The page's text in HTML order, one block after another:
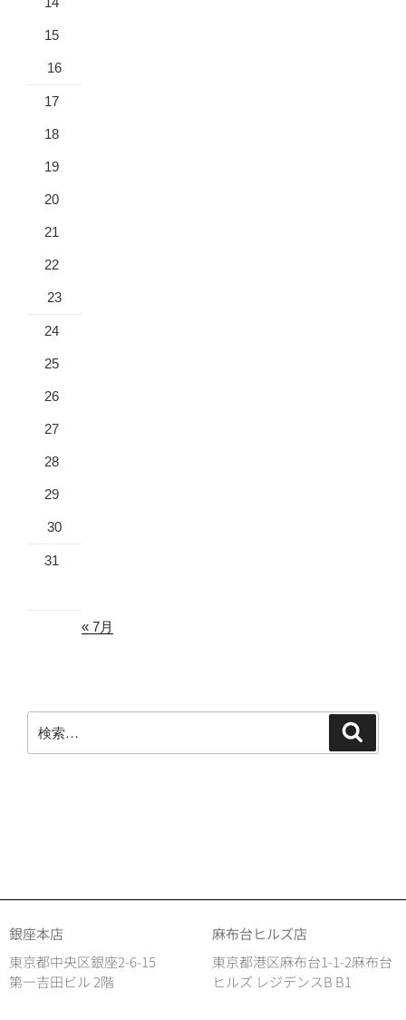
15
16
17
18
19
20
21
22
23
24
25
26
27
28
29
30
31
« 7月
銀座本店
東京都中央区銀座2-6-15
第一吉田ビル 2階
麻布台ヒルズ店
東京都港区麻布台1-1-2麻布台
ヒルズ レジデンスB B1